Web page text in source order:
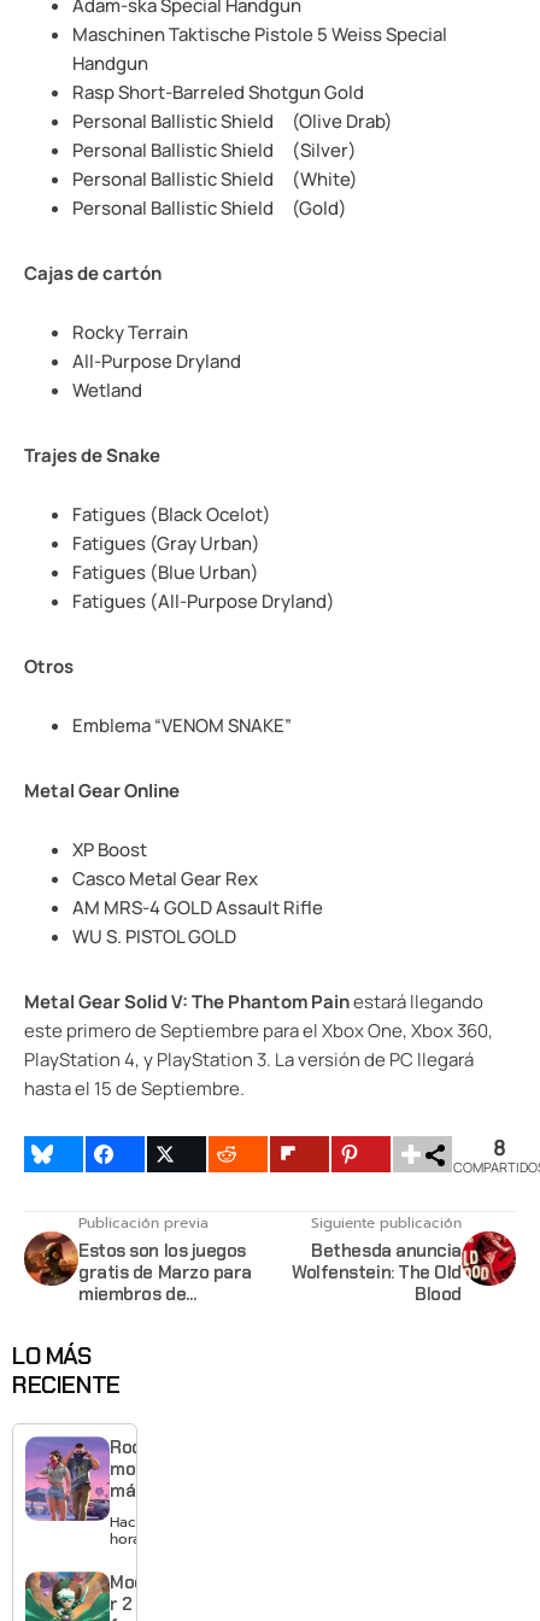
Adam-ska Special Handgun
Maschinen Taktische Pistole 5 Weiss Special
Handgun
Rasp Short-Barreled Shotgun Gold
Personal Ballistic Shield (Olive Drab)
Personal Ballistic Shield (Silver)
Personal Ballistic Shield (White)
Personal Ballistic Shield (Gold)
Cajas de cartón
Rocky Terrain
All-Purpose Dryland
Wetland
Trajes de Snake
Fatigues (Black Ocelot)
Fatigues (Gray Urban)
Fatigues (Blue Urban)
Fatigues (All-Purpose Dryland)
Otros
Emblema “VENOM SNAKE”
Metal Gear Online
XP Boost
Casco Metal Gear Rex
AM MRS-4 GOLD Assault Rifle
WU S. PISTOL GOLD
Metal Gear Solid V: The Phantom Painestará llegando
este primero de Septiembre para el Xbox One, Xbox 360,
PlayStation 4, y PlayStation 3. La versión de PC llegará
hasta el 15 de Septiembre.
8
Publicación previa
Estos son los juegos
gratis de Marzo para
miembros de
Siguiente publicación
Bethesda anuncia
Wolfenstein: The Old
Blood
LO MÁS
RECIENTE
Rockstar
mostrará
más de
GTA 6 en
agosto
estreno
anticipado
Hace 13
horas
Moonlighte
r 2 ya tiene